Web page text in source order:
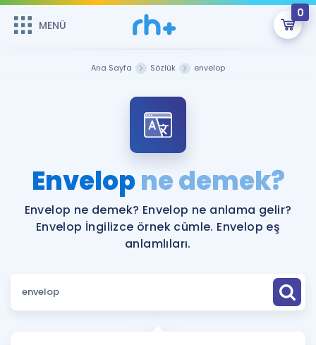
MENÜ
0
Şifremi Hatırlamıyorum
ÜYE DEĞİLİM
Sepetin Şu An Boş.
Remzi Hoca ile seni sınava hazırlayacak onlarca eğitim seni
bekliyor!
MENÜ
Katılımcı Görüşleri
Faydalı Araçlar
Sözlük
Hakkımızda
Ana Sayfa Sözlük envelop
Envelopne demek?
Envelop ne demek? Envelop ne anlama gelir?
Envelop İngilizce örnek cümle. Envelop eş
anlamlıları.